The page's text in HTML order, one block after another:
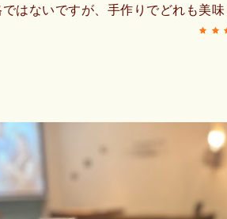
はないですが、手作りでどれも美味